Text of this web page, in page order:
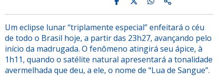
Um eclipse lunar “triplamente especial” enfeitará o céu
de todo o Brasil hoje, a partir das 23h27, avançando pelo
início da madrugada. O fenômeno atingirá seu ápice, à
1h11, quando o satélite natural apresentará a tonalidade
avermelhada que deu, a ele, o nome de “Lua de Sangue”.